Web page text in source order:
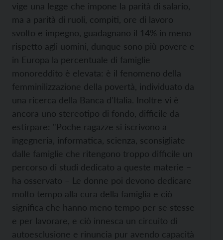
vige una legge che impone la parità di salario,
ma a parità di ruoli, compiti, ore di lavoro
svolto e impegno, guadagnano il 14% in meno
rispetto agli uomini, dunque sono più povere e
in Europa la percentuale di famiglie
monoreddito è elevata: è il fenomeno della
femminilizzazione della povertà, individuato da
una ricerca della Banca d'Italia. Inoltre vi è
ancora uno stereotipo di fondo, difficile da
estirpare: "Poche ragazze si iscrivono a
ingegneria, informatica, scienza, sconsigliate
dalle famiglie che ritengono troppo difficile un
percorso di studi dedicato a queste materie –
ha osservato – Le donne poi devono dedicare
molto tempo alla cura della famiglia e ciò
significa che hanno meno tempo per se stesse
e per lavorare, e ciò innesca un circuito di
autoesclusione e rinuncia pur avendo capacità